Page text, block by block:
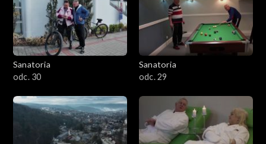
Sanatoria
odc. 30
Sanatoria
odc. 29